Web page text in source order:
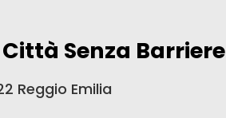
Senza Barriere
Reggio Emilia